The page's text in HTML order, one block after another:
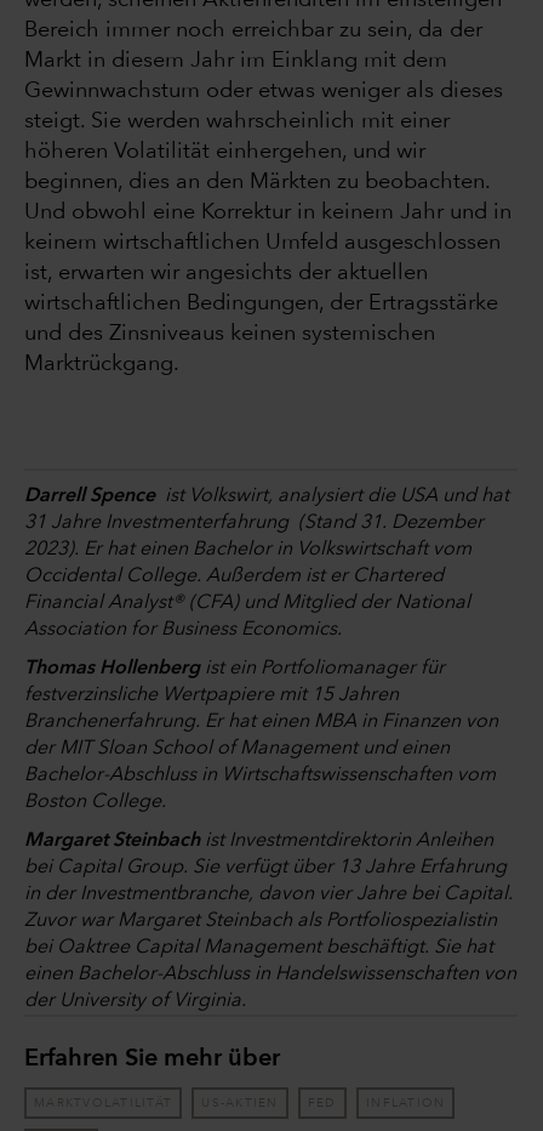
Bereich immer noch erreichbar zu sein, da der
Markt in diesem Jahr im Einklang mit dem
Gewinnwachstum oder etwas weniger als dieses
steigt. Sie werden wahrscheinlich mit einer
höheren Volatilität einhergehen, und wir
beginnen, dies an den Märkten zu beobachten.
Und obwohl eine Korrektur in keinem Jahr und in
keinem wirtschaftlichen Umfeld ausgeschlossen
ist, erwarten wir angesichts der aktuellen
wirtschaftlichen Bedingungen, der Ertragsstärke
und des Zinsniveaus keinen systemischen
Marktrückgang.
Darrell Spenceist Volkswirt, analysiert die USA und hat
31 Jahre Investmenterfahrung (Stand 31. Dezember
2023). Er hat einen Bachelor in Volkswirtschaft vom
Occidental College. Außerdem ist er Chartered
Financial Analyst® (CFA) und Mitglied der National
Association for Business Economics.
Thomas Hollenbergist ein Portfoliomanager für
festverzinsliche Wertpapiere mit 15 Jahren
Branchenerfahrung. Er hat einen MBA in Finanzen von
der MIT Sloan School of Management und einen
Bachelor-Abschluss in Wirtschaftswissenschaften vom
Boston College.
Margaret Steinbach ist Investmentdirektorin Anleihen
bei Capital Group. Sie verfügt über 13 Jahre Erfahrung
in der Investmentbranche, davon vier Jahre bei Capital.
Zuvor war Margaret Steinbach als Portfoliospezialistin
bei Oaktree Capital Management beschäftigt. Sie hat
einen Bachelor-Abschluss in Handelswissenschaften von
der University of Virginia.
Erfahren Sie mehr über
MARKTVOLATILITÄT US-AKTIEN FED INFLATION